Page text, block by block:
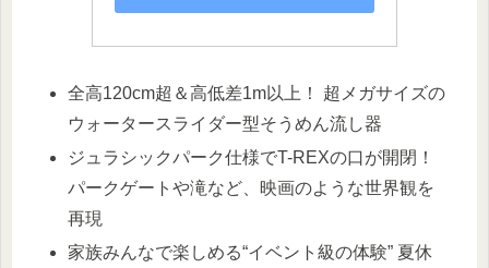
全高120cm超＆高低差1m以上！ 超メガサイズの
ウォータースライダー型そうめん流し器
ジュラシックパーク仕様でT-REXの口が開閉！
パークゲートや滝など、映画のような世界観を
再現
家族みんなで楽しめる“イベント級の体験” 夏休